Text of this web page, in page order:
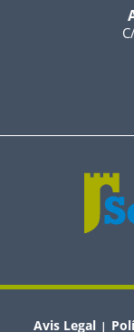
Avis Legal |